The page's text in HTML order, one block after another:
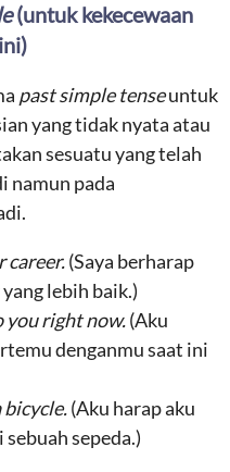
(untuk kekecewaan
past simple tenseuntuk
yang tidak nyata atau
sesuatu yang telah
namun pada
career.(Saya berharap
lebih baik.)
you right now.(Aku
denganmu saat ini
bicycle.(Aku harap aku
sepeda.)